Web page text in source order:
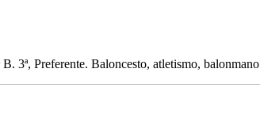
3ª, Preferente. Baloncesto, atletismo, balonmano